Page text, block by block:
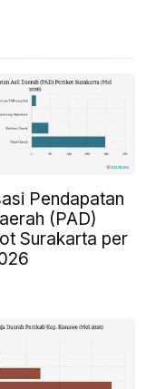
Pendapatan
(PAD)
Surakarta per